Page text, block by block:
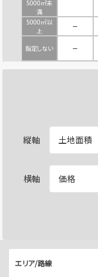
5000㎡未
満
5000㎡以
上
－
指定しない －
縦軸
横軸
エリア/路線